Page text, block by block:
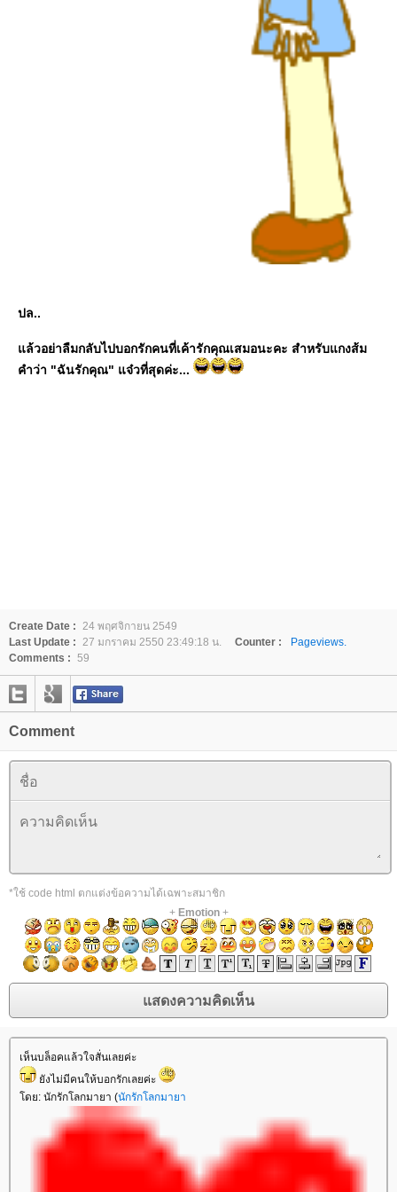
ปล..
แล้วอย่าลืมกลับไปบอกรักคนที่เค้ารักคุณเสมอนะคะ สำหรับแกงส้ม
คำว่า "ฉันรักคุณ" แจ๋วที่สุดค่ะ...
Create Date : 24 พฤศจิกายน 2549
Last Update : 27 มกราคม 2550 23:49:18 น. Counter :
Pageviews.
Comments : 59
Comment
*ใช้ code html ตกแต่งข้อความได้เฉพาะสมาชิก
+ Emotion+
เห็นบล็อคแล้วใจสั่นเลยค่ะ
ยังไม่มีคนให้บอกรักเลยค่ะ
โดย: นักรักโลกมายา (นักรักโลกมายา